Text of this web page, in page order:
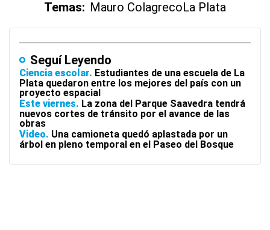
Temas: Mauro ColagrecoLa Plata
Seguí Leyendo
Ciencia escolar Estudiantes de una escuela de La
Plata quedaron entre los mejores del país con un
proyecto espacial
Este viernes La zona del Parque Saavedra tendrá
nuevos cortes de tránsito por el avance de las
obras
Video Una camioneta quedó aplastada por un
árbol en pleno temporal en el Paseo del Bosque